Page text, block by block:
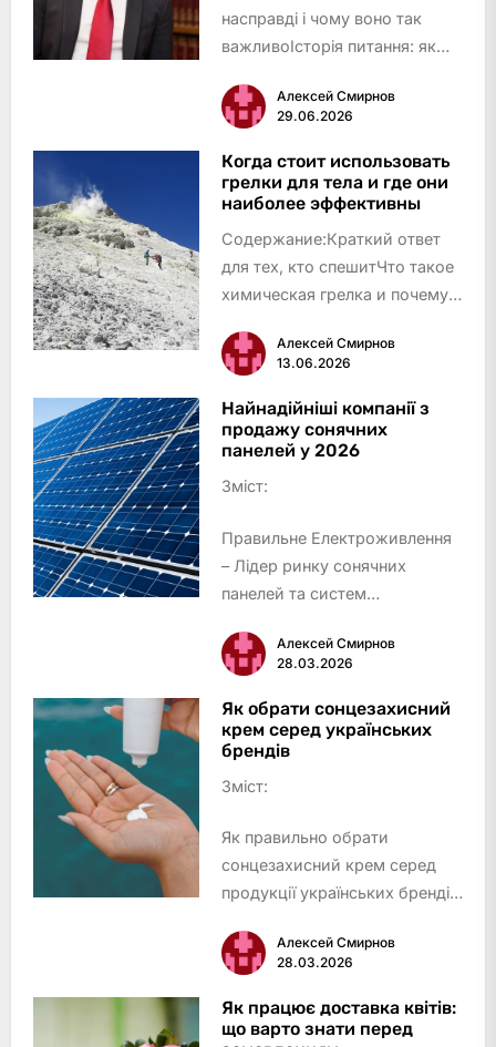
насправді і чому воно так
важливоІсторія питання: як
ВЛККатегорії придатності: що
означає кожен вердиктЩо
конкретно означає кожна
категорія на практиціПрава
військо…
Алексей Смирнов
29.06.2026
Когда стоит использовать
грелки для тела и где они
наиболее эффективны
Содержание:Краткий ответ
для тех, кто спешитЧто такое
химическая грелка и почему
от японских кайро до
украинских кармановКогда
стоит использовать грелки
для тела: главные
сценарииАктивный…
Алексей Смирнов
13.06.2026
Найнадійніші компанії з
продажу сонячних
панелей у 2026
Зміст:
Правильне Електроживлення
– Лідер ринку сонячних
панелей та систем
електропостачання
Solar Power Market – Надійний
постачальник інноваційних
рішень
Eco Solar Pro – Експерти з
комплексної автоматики т…
Алексей Смирнов
28.03.2026
Як обрати сонцезахисний
крем серед українських
брендів
Зміст:
Як правильно обрати
сонцезахисний крем серед
продукції українських брендів
українських брендів
сонцезахисних кремів
Hillary Cosmetics – стандарт
якісного SPF і натуральна
Алексей Смирнов
28.03.2026
Як працює доставка квітів:
що варто знати перед